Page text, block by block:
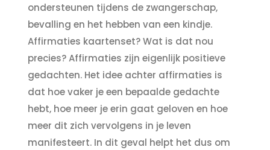
ondersteunen tijdens de zwangerschap,
bevalling en het hebben van een kindje.
Affirmaties kaartenset? Wat is dat nou
precies? Affirmaties zijn eigenlijk positieve
gedachten. Het idee achter affirmaties is
dat hoe vaker je een bepaalde gedachte
hebt, hoe meer je erin gaat geloven en hoe
meer dit zich vervolgens in je leven
manifesteert. In dit geval helpt het dus om